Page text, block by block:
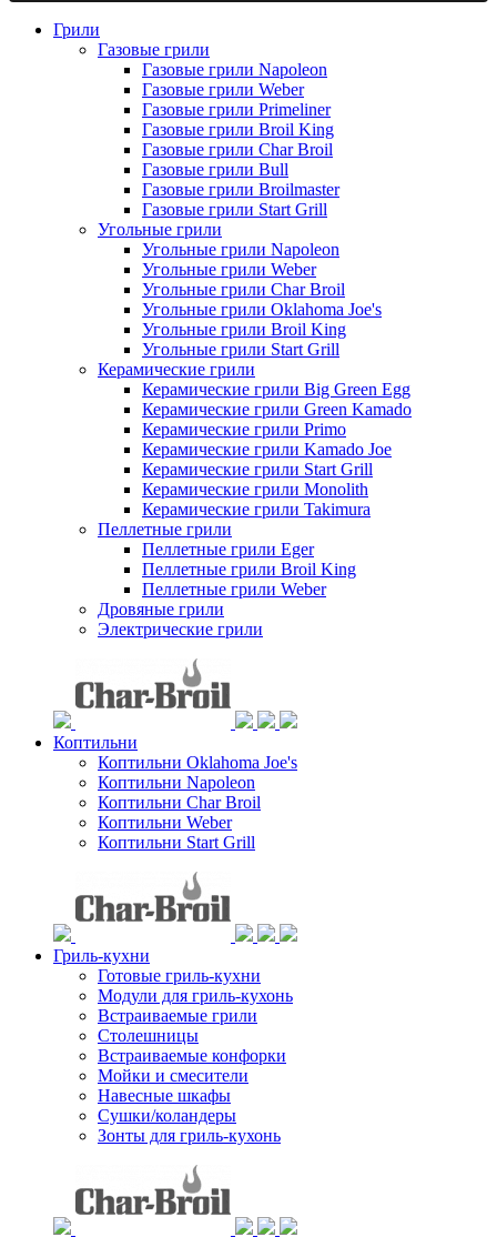
Грили
Газовые грили
Газовые грили Napoleon
Газовые грили Weber
Газовые грили Primeliner
Газовые грили Broil King
Газовые грили Char Broil
Газовые грили Bull
Газовые грили Broilmaster
Газовые грили Start Grill
Угольные грили
Угольные грили Napoleon
Угольные грили Weber
Угольные грили Char Broil
Угольные грили Oklahoma Joe's
Угольные грили Broil King
Угольные грили Start Grill
Керамические грили
Керамические грили Big Green Egg
Керамические грили Green Kamado
Керамические грили Primo
Керамические грили Kamado Joe
Керамические грили Start Grill
Керамические грили Monolith
Керамические грили Takimura
Пеллетные грили
Пеллетные грили Eger
Пеллетные грили Broil King
Пеллетные грили Weber
Дровяные грили
Электрические грили
Коптильни
Коптильни Oklahoma Joe's
Коптильни Napoleon
Коптильни Char Broil
Коптильни Weber
Коптильни Start Grill
Гриль-кухни
Готовые гриль-кухни
Модули для гриль-кухонь
Встраиваемые грили
Столешницы
Встраиваемые конфорки
Мойки и смесители
Навесные шкафы
Сушки/коландеры
Зонты для гриль-кухонь